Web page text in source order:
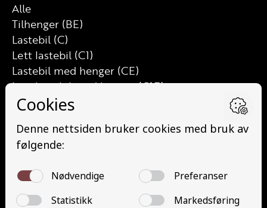
Alle
Tilhenger (BE)
Lastebil (C)
Lett lastebil (C1)
Lastebil med henger (CE)
Lett lastebil med henger (C1E)
Buss (D)
Minibuss (D1)
Minibuss med henger (D1E)
Grunnutdanning Person (YDP – YSK)
YSK Gods etterutdanning (EYDG)